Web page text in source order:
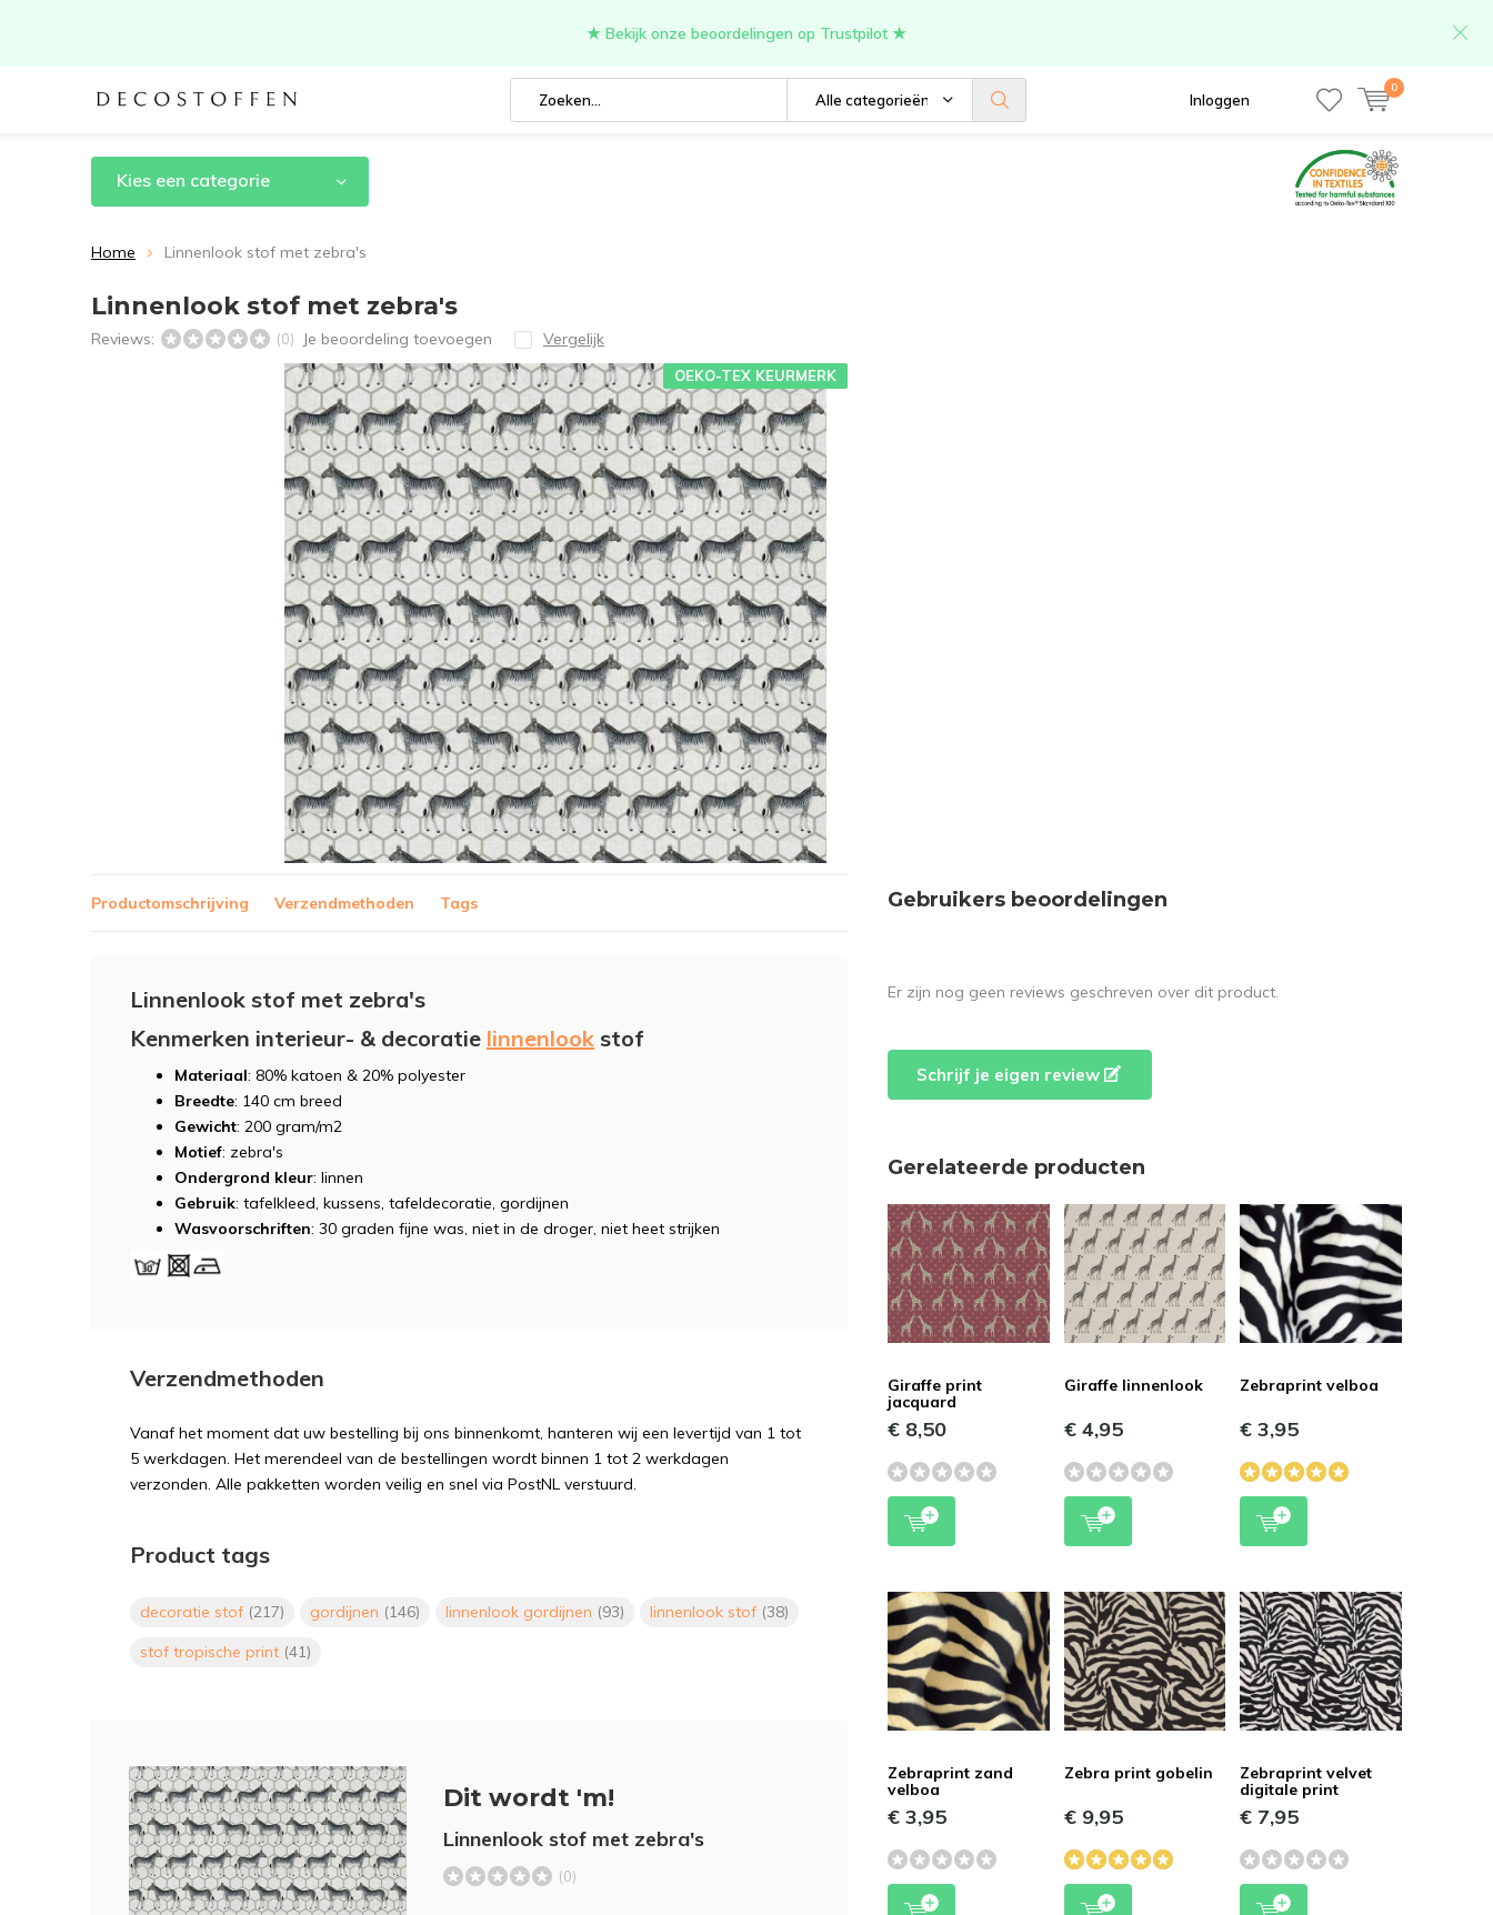
Alle categorieën Inloggen
0
★ Bekijk onze beoordelingen op Trustpilot ★
Kies een categorie
Home Linnenlook stof met zebra's
Linnenlook stof met zebra's
Reviews: (0) Je beoordeling toevoegen Vergelijk
OEKO-TEX KEURMERK
Productomschrijving Verzendmethoden Tags
Linnenlook stof met zebra's
Kenmerken interieur- & decoratie linnenlook stof
Materiaal: 80% katoen & 20% polyester
Breedte: 140 cm breed
Gewicht: 200 gram/m2
Motief: zebra's
Ondergrond kleur: linnen
Gebruik: tafelkleed, kussens, tafeldecoratie, gordijnen
Wasvoorschriften: 30 graden fijne was, niet in de droger, niet heet strijken
Verzendmethoden
Vanaf het moment dat uw bestelling bij ons binnenkomt, hanteren wij een levertijd van 1 tot
5 werkdagen. Het merendeel van de bestellingen wordt binnen 1 tot 2 werkdagen
verzonden. Alle pakketten worden veilig en snel via PostNL verstuurd.
Product tags
decoratie stof (217) gordijnen (146) linnenlook gordijnen (93) linnenlook stof (38)
stof tropische print (41)
Dit wordt 'm!
Linnenlook stof met zebra's
(0)
Gebruikers beoordelingen
Er zijn nog geen reviews geschreven over dit product.
Schrijf je eigen review
Gerelateerde producten
Giraffe print
jacquard
€ 8,50
Giraffe linnenlook
€ 4,95
Zebraprint velboa
€ 3,95
Zebraprint zand
velboa
€ 3,95
Zebra print gobelin
€ 9,95
Zebraprint velvet
digitale print
€ 7,95